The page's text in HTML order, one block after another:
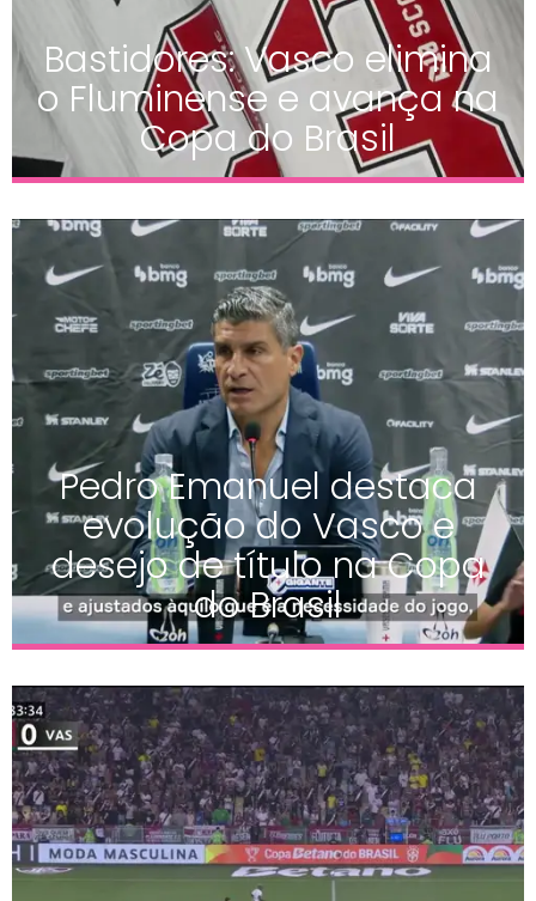
Bastidores: Vasco elimina
o Fluminense e avança na
Copa do Brasil
Pedro Emanuel destaca
evolução do Vasco e
desejo de título na Copa
do Brasil